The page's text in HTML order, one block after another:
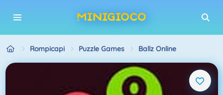
Rompicapi Puzzle Games Ballz Online